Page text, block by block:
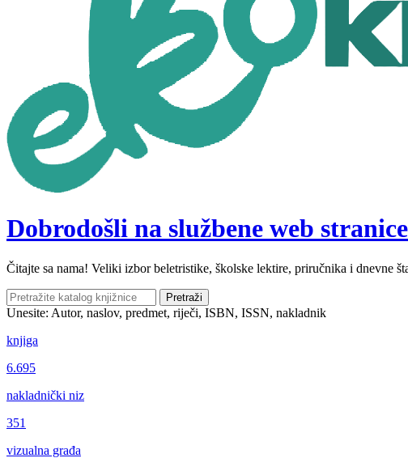
Dobrodošli na službene web
Čitajte sa nama! Veliki izbor beletristike, školske lektire, priručnika i dnevne
Pretraži
Unesite: Autor, naslov, predmet, riječi, ISBN, ISSN, nakladnik
knjiga
6.695
nakladnički niz
351
vizualna građa